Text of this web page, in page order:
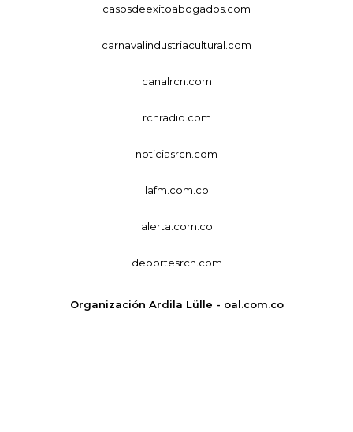
casosdeexitoabogados.com
carnavalindustriacultural.com
canalrcn.com
rcnradio.com
noticiasrcn.com
lafm.com.co
alerta.com.co
deportesrcn.com
Organización Ardila Lülle - oal.com.co